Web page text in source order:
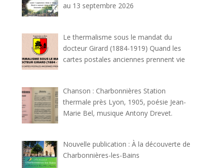
au 13 septembre 2026
Le thermalisme sous le mandat du
docteur Girard (1884-1919) Quand les
cartes postales anciennes prennent vie
Chanson : Charbonnières Station
thermale près Lyon, 1905, poésie Jean-
Marie Bel, musique Antony Drevet.
Nouvelle publication : À la découverte de
Charbonnières-les-Bains